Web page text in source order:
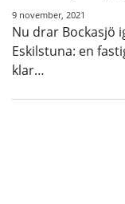
9 november, 2021
Nu drar Bockasjö
Eskilstuna: en
klar…